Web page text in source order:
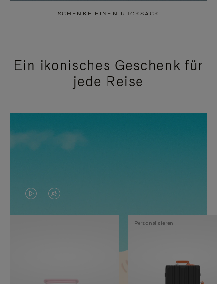
SCHENKE EINEN RUCKSACK
Ein ikonisches Geschenk für
jede Reise
DAS
VIDEO
VIDEO
IST
Personalisieren